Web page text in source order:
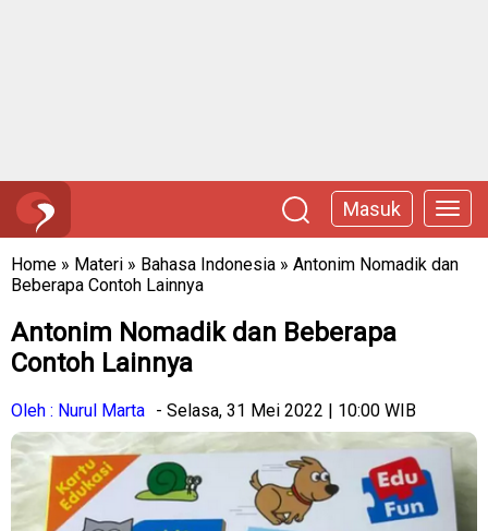
Masuk
Home » Materi » Bahasa Indonesia » Antonim Nomadik dan
Beberapa Contoh Lainnya
Antonim Nomadik dan Beberapa
Contoh Lainnya
Oleh : Nurul Marta - Selasa, 31 Mei 2022 | 10:00 WIB